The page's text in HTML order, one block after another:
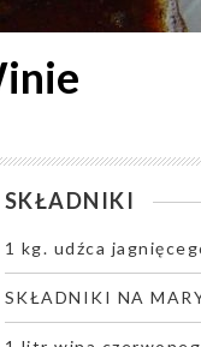
SKŁADNIKI
1 kg. udźca
SKŁADNIKI NA